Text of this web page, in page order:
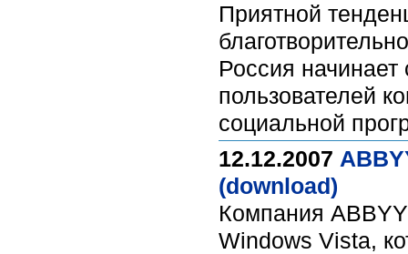
Приятной
Россия
пользователей
социальной
12.12.2007
(download)
Компания
Windows Vista,